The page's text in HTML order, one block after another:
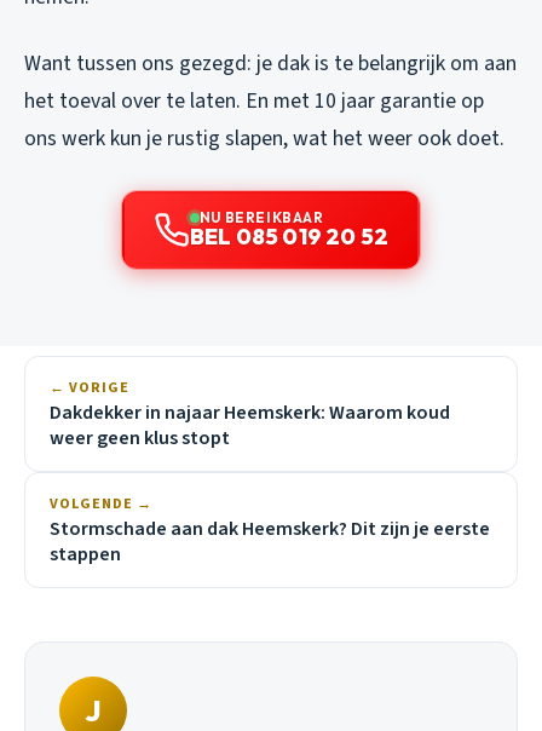
Want tussen ons gezegd: je dak is te belangrijk om aan
het toeval over te laten. En met 10 jaar garantie op
ons werk kun je rustig slapen, wat het weer ook doet.
NU BEREIKBAAR
BEL 085 019 20 52
← VORIGE
Dakdekker in najaar Heemskerk: Waarom koud
weer geen klus stopt
VOLGENDE →
Stormschade aan dak Heemskerk? Dit zijn je eerste
stappen
J